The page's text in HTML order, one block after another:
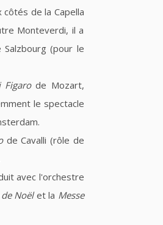
de la Capella
Monteverdi, il a
(pour le
Figarode Mozart,
le spectacle
de Cavalli (rôle de
avec l'orchestre
Noëlet la Messe